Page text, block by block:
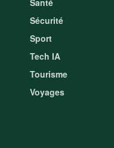
Sécurité
Sport
Tech IA
Tourisme
Voyages